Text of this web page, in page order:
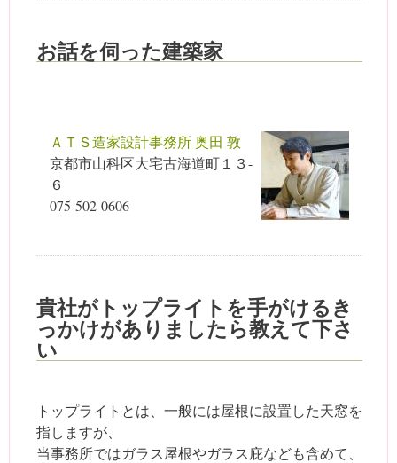
お話を伺った建築家
ＡＴＳ造家設計事務所 奥田 敦
京都市山科区大宅古海道町１３-
６
075-502-0606
貴社がトップライトを手がけるき
っかけがありましたら教えて下さ
い
トップライトとは、一般には屋根に設置した天窓を
指しますが、
当事務所ではガラス屋根やガラス庇なども含めて、